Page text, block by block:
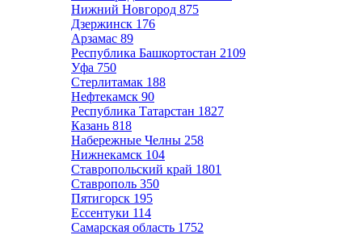
Нижний Новгород 875
Дзержинск 176
Арзамас 89
Республика Башкортостан 2109
Уфа 750
Стерлитамак 188
Нефтекамск 90
Республика Татарстан 1827
Казань 818
Набережные Челны 258
Нижнекамск 104
Ставропольский край 1801
Ставрополь 350
Пятигорск 195
Ессентуки 114
Самарская область 1752